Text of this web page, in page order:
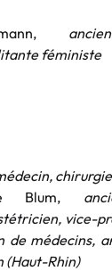
féministe
Blum,
vice-
de médecins,
(Haut-Rhin)